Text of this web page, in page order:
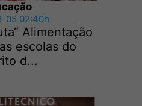
05 02:40h
Alimentação
escolas do
d...